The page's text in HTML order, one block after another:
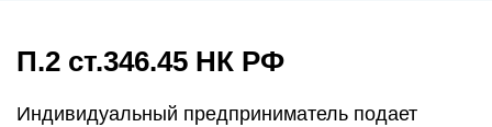
П.2 ст.346.45 НК РФ
Индивидуальный предприниматель подает